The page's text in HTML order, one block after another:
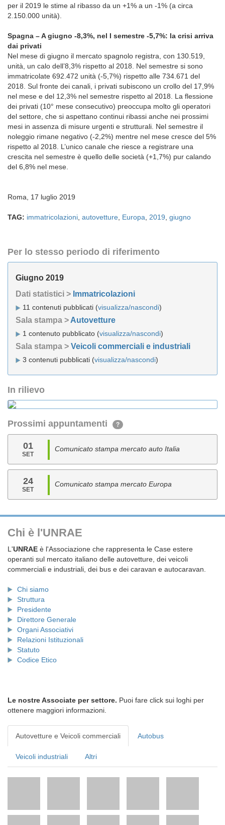
per il 2019 le stime al ribasso da un +1% a un -1% (a circa
2.150.000 unità).
Spagna – A giugno -8,3%, nel I semestre -5,7%: la crisi arriva
dai privati
Nel mese di giugno il mercato spagnolo registra, con 130.519,
unità, un calo dell’8,3% rispetto al 2018. Nel semestre si sono
immatricolate 692.472 unità (-5,7%) rispetto alle 734.671 del
2018. Sul fronte dei canali, i privati subiscono un crollo del 17,9%
nel mese e del 12,3% nel semestre rispetto al 2018. La flessione
dei privati (10° mese consecutivo) preoccupa molto gli operatori
del settore, che si aspettano continui ribassi anche nei prossimi
mesi in assenza di misure urgenti e strutturali. Nel semestre il
noleggio rimane negativo (-2,2%) mentre nel mese cresce del 5%
rispetto al 2018. L’unico canale che riesce a registrare una
crescita nel semestre è quello delle società (+1,7%) pur calando
del 6,8% nel mese.
Roma, 17 luglio 2019
TAG: immatricolazioni autovetture Europa 2019 giugno
Per lo stesso periodo di riferimento
Giugno 2019
Dati statistici > Immatricolazioni
11 contenuti pubblicati (visualizza/nascondi)
Sala stampa > Autovetture
1 contenuto pubblicato (visualizza/nascondi)
Sala stampa > Veicoli commerciali e industriali
3 contenuti pubblicati (visualizza/nascondi)
In rilievo
Prossimi appuntamenti ?
01
SET
Comunicato stampa mercato auto Italia
24
SET
Comunicato stampa mercato Europa
Chi è l'UNRAE
L'UNRAE è l'Associazione che rappresenta le Case estere
operanti sul mercato italiano delle autovetture, dei veicoli
commerciali e industriali, dei bus e dei caravan e autocaravan.
Chi siamo
Struttura
Presidente
Direttore Generale
Organi Associativi
Relazioni Istituzionali
Statuto
Codice Etico
Le nostre Associate per settore. Puoi fare click sui loghi per
ottenere maggiori informazioni.
Autovetture e Veicoli commerciali Autobus
Veicoli industriali Altri